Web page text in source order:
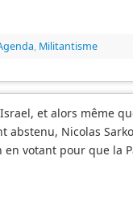
, Militantisme
et alors même
abstenu, Nicolas
votant pour que la